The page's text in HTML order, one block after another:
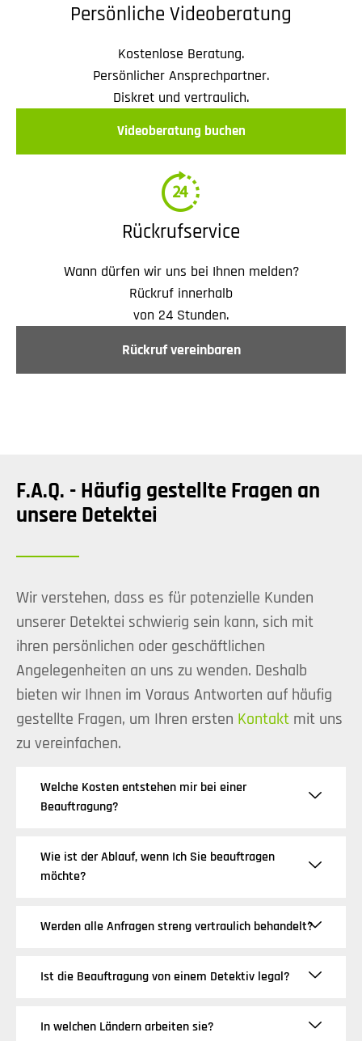
Persönliche Videoberatung
Kostenlose Beratung.
Persönlicher Ansprechpartner.
Diskret und vertraulich.
Videoberatung buchen
Rückrufservice
Wann dürfen wir uns bei Ihnen melden?
Rückruf innerhalb
von 24 Stunden.
Rückruf vereinbaren
F.A.Q. - Häufig gestellte Fragen an
unsere Detektei
Wir verstehen, dass es für potenzielle Kunden
unserer Detektei schwierig sein kann, sich mit
ihren persönlichen oder geschäftlichen
Angelegenheiten an uns zu wenden. Deshalb
bieten wir Ihnen im Voraus Antworten auf häufig
gestellte Fragen, um Ihren ersten Kontakt mit uns
zu vereinfachen.
Welche Kosten entstehen mir bei einer
Beauftragung?
Wie ist der Ablauf, wenn Ich Sie beauftragen
möchte?
Werden alle Anfragen streng vertraulich behandelt?
Ist die Beauftragung von einem Detektiv legal?
In welchen Ländern arbeiten sie?